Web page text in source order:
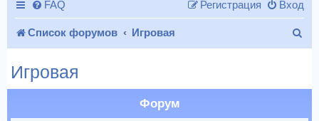
FAQ Вход
Регистрация
Список форумов Игровая
Игровая
Форум